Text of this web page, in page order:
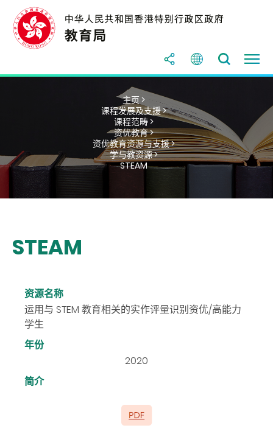
主页 >
课程发展及支援 >
课程范畴 >
资优教育 >
资优教育资源与支援 >
学与教资源 >
STEAM
STEAM
资源名称
运用与 STEM 教育相关的实作评量识别资优/高能力
学生
年份
2020
简介